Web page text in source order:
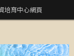
培育中心網頁